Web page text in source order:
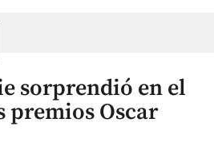
sorprendió en el
premios Oscar